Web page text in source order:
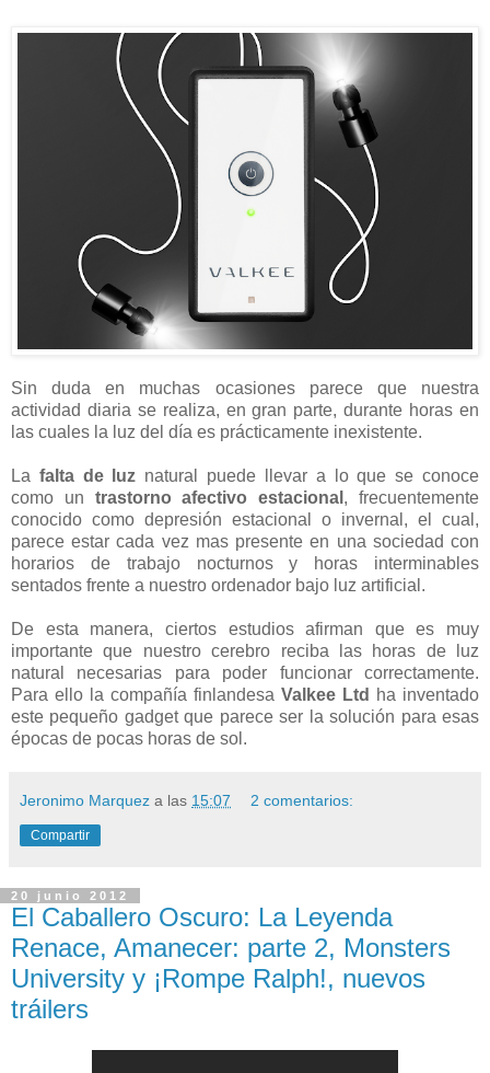
Sin duda en muchas ocasiones parece que nuestra
actividad diaria se realiza, en gran parte, durante horas en
las cuales la luz del día es prácticamente inexistente.
La falta de luz natural puede llevar a lo que se conoce
como un trastorno afectivo estacional , frecuentemente
conocido como depresión estacional o invernal, el cual,
parece estar cada vez mas presente en una sociedad con
horarios de trabajo nocturnos y horas interminables
sentados frente a nuestro ordenador bajo luz artificial.
De esta manera, ciertos estudios afirman que es muy
importante que nuestro cerebro reciba las horas de luz
natural necesarias para poder funcionar correctamente.
Para ello la compañía finlandesa Valkee Ltd
ha inventado
este pequeño gadget que parece ser la solución para esas
épocas de pocas horas de sol.
Jeronimo Marquez a las 15:07 2 comentarios:
Compartir
20 junio 2012
El Caballero Oscuro: La Leyenda
Renace, Amanecer: parte 2, Monsters
University y ¡Rompe Ralph!, nuevos
tráilers